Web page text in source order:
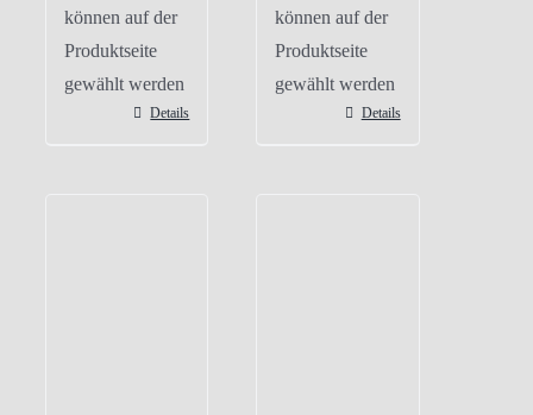
können auf der
Produktseite
gewählt werden
Details
können auf der
Produktseite
gewählt werden
Details